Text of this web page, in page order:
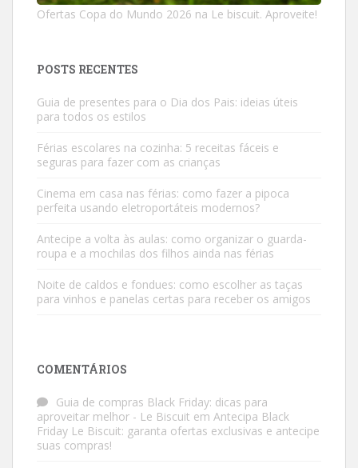
Ofertas Copa do Mundo 2026 na Le biscuit. Aproveite!
POSTS RECENTES
Guia de presentes para o Dia dos Pais: ideias úteis
para todos os estilos
Férias escolares na cozinha: 5 receitas fáceis e
seguras para fazer com as crianças
Cinema em casa nas férias: como fazer a pipoca
perfeita usando eletroportáteis modernos?
Antecipe a volta às aulas: como organizar o guarda-
roupa e a mochilas dos filhos ainda nas férias
Noite de caldos e fondues: como escolher as taças
para vinhos e panelas certas para receber os amigos
COMENTÁRIOS
Guia de compras Black Friday: dicas para
aproveitar melhor - Le Biscuit em Antecipa Black
Friday Le Biscuit: garanta ofertas exclusivas e antecipe
suas compras!